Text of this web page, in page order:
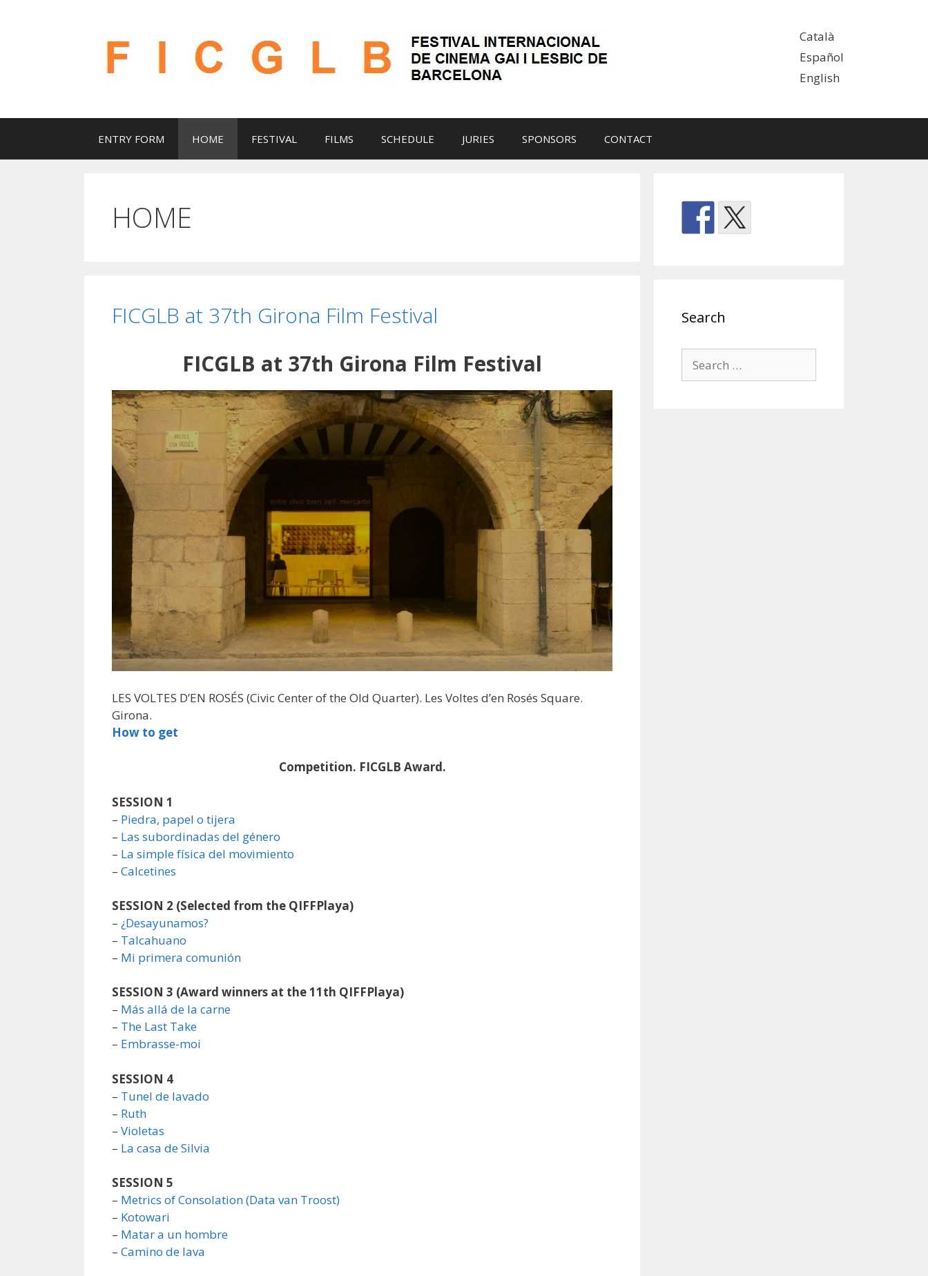
Català
Español
English
ENTRY FORM HOME FESTIVAL FILMS SCHEDULE JURIES SPONSORS CONTACT
HOME
FICGLB at 37th Girona Film Festival
FICGLB at 37th Girona Film Festival
LES VOLTES D’EN ROSÉS (Civic Center of the Old Quarter). Les Voltes d’en Rosés Square.
Girona.
How to get
Competition. FICGLB Award.
SESSION 1
– Piedra, papel o tijera
– Las subordinadas del género
– La simple física del movimiento
– Calcetines
SESSION 2 (Selected from the QIFFPlaya)
– ¿Desayunamos?
– Talcahuano
– Mi primera comunión
SESSION 3 (Award winners at the 11th QIFFPlaya)
– Más allá de la carne
– The Last Take
– Embrasse-moi
SESSION 4
– Tunel de lavado
– Ruth
– Violetas
– La casa de Silvia
SESSION 5
– Metrics of Consolation (Data van Troost)
– Kotowari
– Matar a un hombre
– Camino de lava
Search
for: